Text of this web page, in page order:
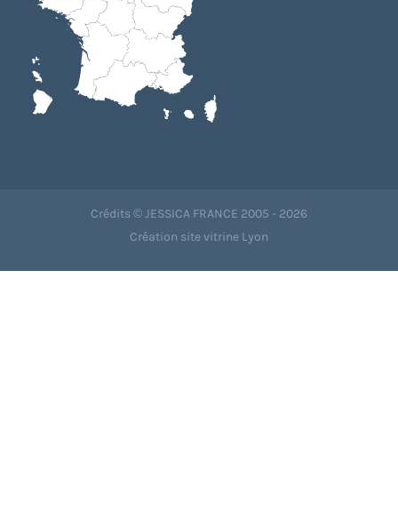
Crédits © JESSICA FRANCE 2005 - 2026
Création site vitrine Lyon